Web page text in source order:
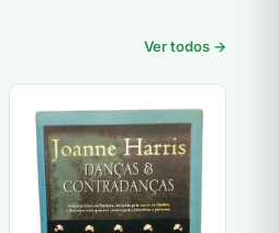
Ver todos →